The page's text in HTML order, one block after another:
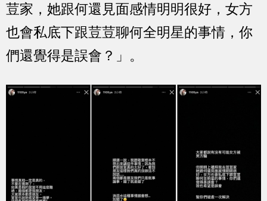
荳家，她跟何還見面感情明明很好，女方
也會私底下跟荳荳聊何全明星的事情，你
們還覺得是誤會？」。